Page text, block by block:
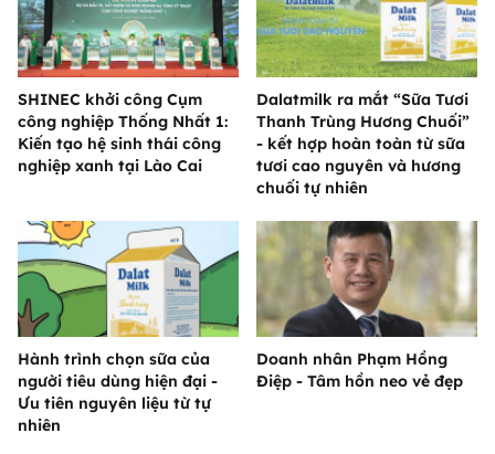
SHINEC khởi công Cụm
công nghiệp Thống Nhất 1:
Kiến tạo hệ sinh thái công
nghiệp xanh tại Lào Cai
Dalatmilk ra mắt “Sữa Tươi
Thanh Trùng Hương Chuối”
- kết hợp hoàn toàn từ sữa
tươi cao nguyên và hương
chuối tự nhiên
Hành trình chọn sữa của
người tiêu dùng hiện đại -
Ưu tiên nguyên liệu từ tự
nhiên
Doanh nhân Phạm Hồng
Điệp - Tâm hồn neo vẻ đẹp